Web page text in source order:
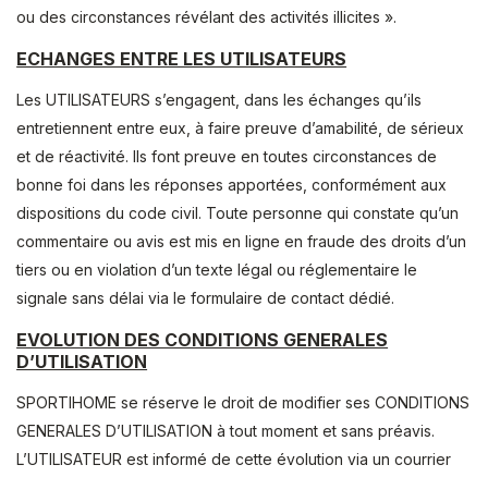
ou des circonstances révélant des activités illicites ».
ECHANGES ENTRE LES UTILISATEURS
Les UTILISATEURS s’engagent, dans les échanges qu’ils
entretiennent entre eux, à faire preuve d’amabilité, de sérieux
et de réactivité. Ils font preuve en toutes circonstances de
bonne foi dans les réponses apportées, conformément aux
dispositions du code civil. Toute personne qui constate qu’un
commentaire ou avis est mis en ligne en fraude des droits d’un
tiers ou en violation d’un texte légal ou réglementaire le
signale sans délai via le formulaire de contact dédié.
EVOLUTION DES CONDITIONS GENERALES
D’UTILISATION
SPORTIHOME se réserve le droit de modifier ses CONDITIONS
GENERALES D’UTILISATION à tout moment et sans préavis.
L’UTILISATEUR est informé de cette évolution via un courrier